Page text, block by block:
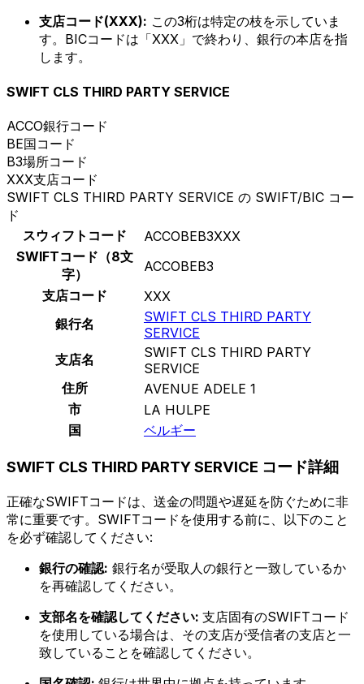
支店コード(XXX): この3桁は特定の枝を示していま
す。BICコードは「XXX」で終わり、銀行の本店を指
します。
SWIFT CLS THIRD PARTY SERVICE
ACCO銀行コード
BE国コード
B3場所コード
XXX支店コード
SWIFT CLS THIRD PARTY SERVICE の SWIFT/BIC コー
ド
スウィフトコード
ACCOBEB3XXX
SWIFTコード（8文
字）
ACCOBEB3
支店コード
XXX
銀行名
SWIFT CLS THIRD PARTY
SERVICE
支店名
SWIFT CLS THIRD PARTY
SERVICE
住所
AVENUE ADELE 1
市
LA HULPE
国
ベルギー
SWIFT CLS THIRD PARTY SERVICE コード詳細
正確なSWIFTコードは、送金の問題や遅延を防ぐために非
常に重要です。SWIFTコードを使用する前に、以下のこと
を必ず確認してください:
銀行の確認: 銀行名が受取人の銀行と一致しているか
を再確認してください。
支部名を確認してください: 支店固有のSWIFTコード
を使用している場合は、その支店が受信者の支店と一
致していることを確認してください。